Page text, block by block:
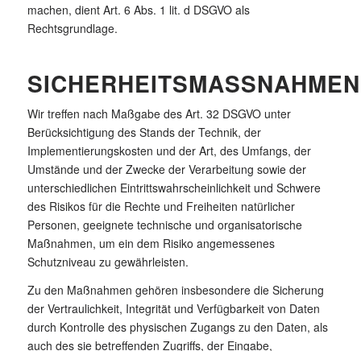
machen, dient Art. 6 Abs. 1 lit. d DSGVO als
Rechtsgrundlage.
SICHERHEITSMASSNAHMEN
Wir treffen nach Maßgabe des Art. 32 DSGVO unter
Berücksichtigung des Stands der Technik, der
Implementierungskosten und der Art, des Umfangs, der
Umstände und der Zwecke der Verarbeitung sowie der
unterschiedlichen Eintrittswahrscheinlichkeit und Schwere
des Risikos für die Rechte und Freiheiten natürlicher
Personen, geeignete technische und organisatorische
Maßnahmen, um ein dem Risiko angemessenes
Schutzniveau zu gewährleisten.
Zu den Maßnahmen gehören insbesondere die Sicherung
der Vertraulichkeit, Integrität und Verfügbarkeit von Daten
durch Kontrolle des physischen Zugangs zu den Daten, als
auch des sie betreffenden Zugriffs, der Eingabe,